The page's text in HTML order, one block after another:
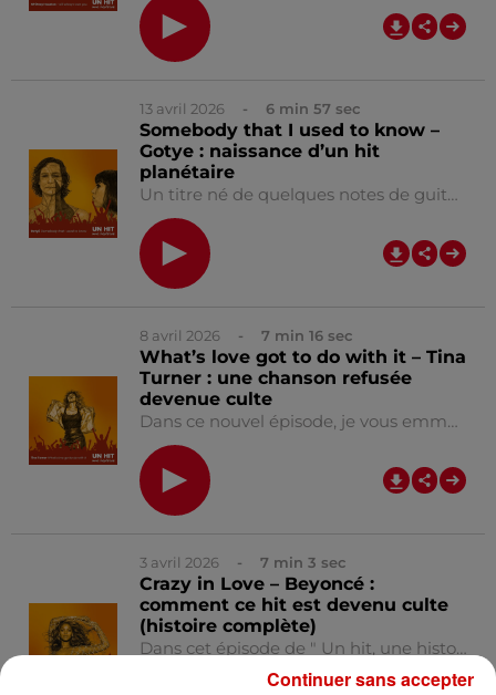
13 avril 2026 - 6 min 57 sec
Somebody that I used to know –
Gotye : naissance d’un hit
planétaire
Un titre né de quelques notes de guitare trouvées sur un vieux vinyle. Retour en 2011 dans cet épisode de " Un hit, une histoire" avec le titre de Gotye “ Somebody that I used to know ”. Vous allez entendre que ce duo avec Kimbra n’était pas prévu, et comprendre comment est né ce titre au succès mondial fulgurant. Bonne écoute !!! 🎵 Autres podcasts recommandés : ⭐ Mon job de rêve 🎙 Fin de semaine ⭐ Réussite 🔑 All Access
8 avril 2026 - 7 min 16 sec
What’s love got to do with it – Tina
Turner : une chanson refusée
devenue culte
Dans ce nouvel épisode, je vous emmène dans les années 80 pour vous raconter comment Tina Turner a relancé sa carrière avec “ What’s love got to do with it ”, une chanson qu’elle n’aimait pas vraiment au départ. Un titre refusé par plusieurs artistes… et qui va finalement devenir un tube mondial. Bonne écoute... Julien N'oubliez pas de vous abonner au podcast 😉 🎵 Autres podcasts recommandés : ⭐ Mon job de rêve 🎙 Fin de semaine ⭐ Réussite 🔑 All Access
3 avril 2026 - 7 min 3 sec
Crazy in Love – Beyoncé :
comment ce hit est devenu culte
(histoire complète)
Dans cet épisode de " Un hit, une histoire", Julien vous raconte la naissance de Crazy in Love, le tube qui a lancé la carrière solo de Beyoncé. Un sample, un couplet écrit en quelques minutes par Jay-Z… et un pari risqué pour la maison de disques. Découvrez les coulisses d’un des plus grands hits des années 2000. Bonne écoute et n'oubliez pas de vous abonner au podcast 😉 🎵 Autres podcasts recommandés : ⭐ Mon job de rêve 🎙 Fin de semaine ⭐ Réussite 🔑 All Access
Continuer sans accepter